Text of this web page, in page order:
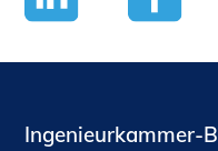
Ingenieurkammer-